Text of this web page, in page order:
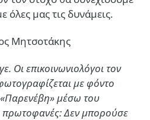
όλες μας τις δυνάμεις.
Μητσοτάκης
Οι επικοινωνιολόγοι τον
με φόντο
μέσω του
πρωτοφανές: Δεν μπορούσε